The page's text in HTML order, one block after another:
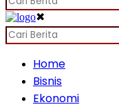
✖
Home
Bisnis
Ekonomi